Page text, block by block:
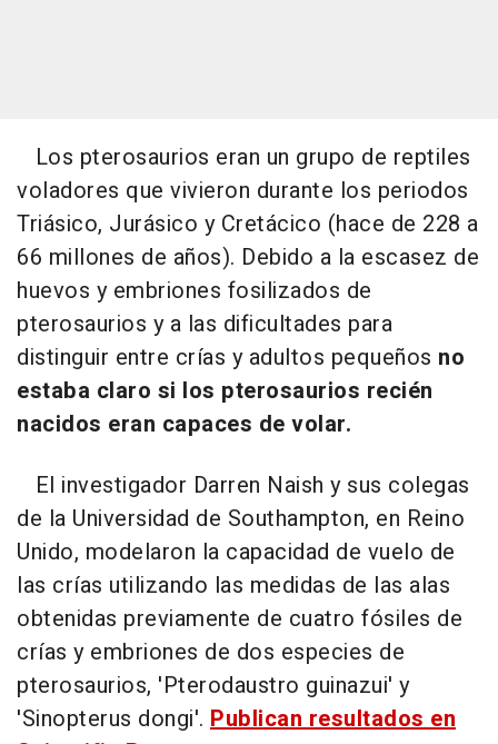
Los pterosaurios eran un grupo de reptiles
voladores que vivieron durante los periodos
Triásico, Jurásico y Cretácico (hace de 228 a
66 millones de años). Debido a la escasez de
huevos y embriones fosilizados de
pterosaurios y a las dificultades para
distinguir entre crías y adultos pequeños no
estaba claro si los pterosaurios recién
nacidos eran capaces de volar.
El investigador Darren Naish y sus colegas
de la Universidad de Southampton, en Reino
Unido, modelaron la capacidad de vuelo de
las crías utilizando las medidas de las alas
obtenidas previamente de cuatro fósiles de
crías y embriones de dos especies de
pterosaurios, 'Pterodaustro guinazui' y
'Sinopterus dongi'. Publican resultados en